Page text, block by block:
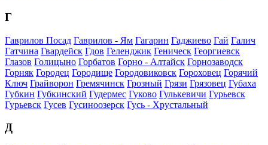
Г
Гаврилов Посад Гаврилов - Ям Гагарин Гаджиево Гай Галич
Гатчина Гвардейск Гдов Геленджик Геническ Георгиевск
Глазов Голицыно Горбатов Горно - Алтайск Горнозаводск
Горняк Городец Городище Городовиковск Гороховец Горячий
Ключ Грайворон Гремячинск Грозный Грязи Грязовец Губаха
Губкин Губкинский Гудермес Гуково Гулькевичи Гурьевск
Гурьевск Гусев Гусиноозерск Гусь - Хрустальный
Д